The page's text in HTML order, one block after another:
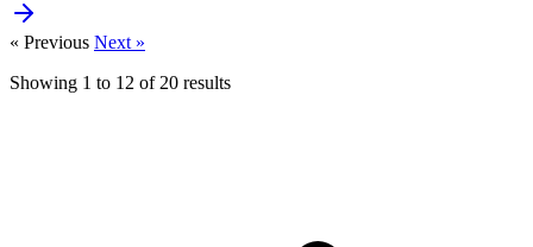
« Previous Next »
Showing 1 to 12 of 20 results